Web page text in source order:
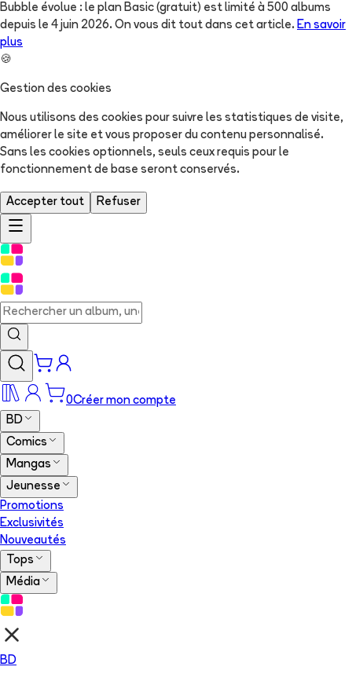
Bubble évolue : le plan Basic (gratuit) est limité à 500 albums
depuis le 4 juin 2026. On vous dit tout dans cet article. En savoir
plus
🍪
Gestion des cookies
Nous utilisons des cookies pour suivre les statistiques de visite,
améliorer le site et vous proposer du contenu personnalisé.
Sans les cookies optionnels, seuls ceux requis pour le
fonctionnement de base seront conservés.
Accepter tout Refuser
0Créer mon compte
BD
Comics
Mangas
Jeunesse
Promotions
Exclusivités
Nouveautés
Tops
Média
BD